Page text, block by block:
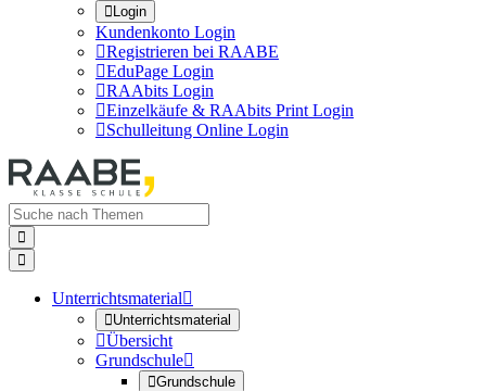
Login
Kundenkonto Login
Registrieren bei RAABE
EduPage Login
RAAbits Login
Einzelkäufe & RAAbits Print Login
Schulleitung Online Login


Unterrichtsmaterial
Unterrichtsmaterial
Übersicht
Grundschule
Grundschule